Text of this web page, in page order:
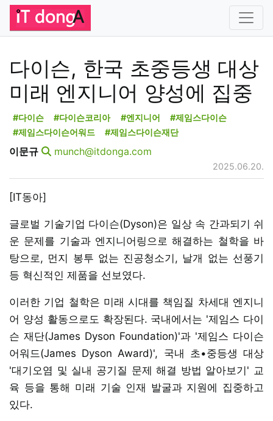
다이슨, 한국 초중등생 대상
미래 엔지니어 양성에 집중
#다이슨 #다이슨코리아 #엔지니어
#제임스다이슨
#제임스다이슨어워드
#제임스다이슨재단
이문규 munch@itdonga.com
2025.06.20.
[IT동아]
글로벌 기술기업 다이슨(Dyson)은 일상 속 간과되기 쉬
운 문제를 기술과 엔지니어링으로 해결하는 철학을 바
탕으로, 먼지 봉투 없는 진공청소기, 날개 없는 선풍기
등 혁신적인 제품을 선보였다.
이러한 기업 철학은 미래 시대를 책임질 차세대 엔지니
어 양성 활동으로도 확장된다. 국내에서는 '제임스 다이
슨 재단(James Dyson Foundation)'과 '제임스 다이슨
어워드(James Dyson Award)', 국내 초•중등생 대상
'대기오염 및 실내 공기질 문제 해결 방법 알아보기' 교
육 등을 통해 미래 기술 인재 발굴과 지원에 집중하고
있다.